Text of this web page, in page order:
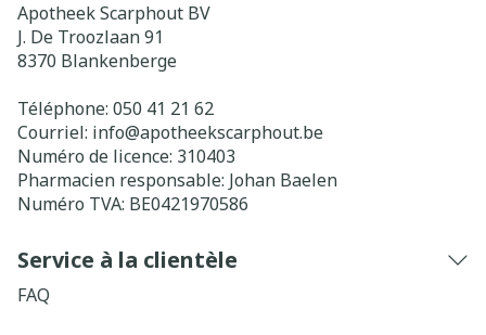
Apotheek Scarphout BV
J. De Troozlaan 91
8370 Blankenberge
Téléphone: 050 41 21 62
Courriel: info@apotheekscarphout.be
Numéro de licence: 310403
Pharmacien responsable: Johan Baelen
Numéro TVA: BE0421970586
Service à la clientèle
FAQ